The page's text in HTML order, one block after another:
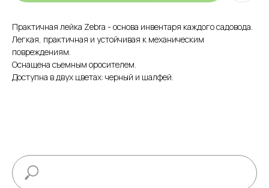
Практичная лейка Zebra - основа инвентаря каждого садовода.
Легкая, практичная и устойчивая к механическим
повреждениям.
Оснащена съемным оросителем.
Доступна в двух цветах: черный и шалфей.